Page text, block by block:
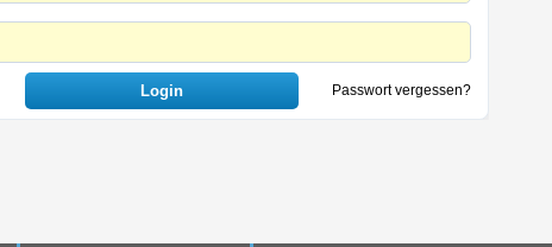
Passwort vergessen?